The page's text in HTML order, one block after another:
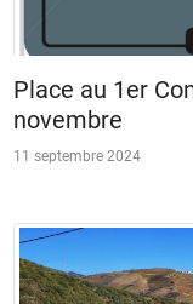
Place au 1er
novembre
11 septembre 2024